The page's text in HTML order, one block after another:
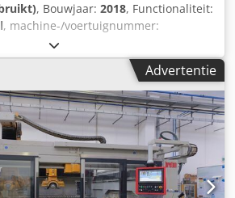
, Bouwjaar: 2018, Functionaliteit:
, machine-/voertuignummer:
3.450 kg
2.400 mm, totale hoogte:2.400 mm,
,
50 Hz, type ingangsstroom:driefasig,
rpm, Denver Skema Logic uit 2018,
voor automatische en handmatige
bed gemonteerd, gereinigd en
kunnen op verzoek
Dkodpfxszcm Uxo Aqier
Advertentie